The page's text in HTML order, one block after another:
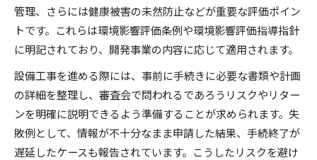
管理、さらには健康被害の未然防止などが重要な評価ポイン
トです。これらは環境影響評価条例や環境影響評価指導指針
に明記されており、開発事業の内容に応じて適用されます。
設備工事を進める際には、事前に手続きに必要な書類や計画
の詳細を整理し、審査会で問われるであろうリスクやリター
ンを明確に説明できるよう準備することが求められます。失
敗例として、情報が不十分なまま申請した結果、手続終了が
遅延したケースも報告されています。こうしたリスクを避け